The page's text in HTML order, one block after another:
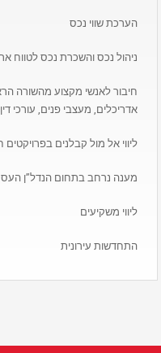
הערכת שווי נכס
ניהול נכס והשכרת נכס לטווח
חיבור לאנשי מקצוע מהשורה
אדריכלים, מעצבי פנים, עורכי
ליווי אל מול קבלנים בפרויקטים
מענה נרחב בתחום הנדל”ן
ליווי משקיעים
התחדשות עירונית